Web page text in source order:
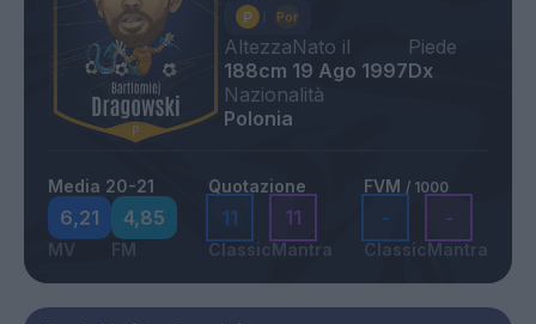
Altezza
188cm
Nato il
19 Ago 1997
Piede
Dx
Nazionalità
Polonia
Media 20-21
6,21
MV
4,85
FM
Quotazione
11
Classic
11
Mantra
FVM / 1000
-
Classic
-
Mantra